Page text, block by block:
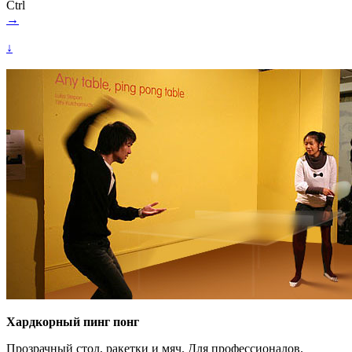
Ctrl
→
↓
Хардкорный пинг понг
Прозрачный стол, ракетки и мяч. Для профессионалов.